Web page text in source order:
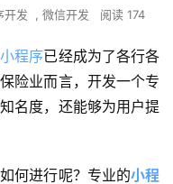
开发 , 微信开发 阅读 174
程序已经成为了各行各
险业而言，开发一个专
名度，还能够为用户提
何进行呢？专业的小程